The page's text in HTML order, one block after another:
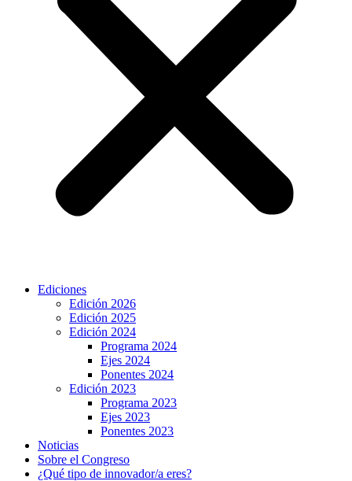
Ediciones
Edición 2026
Edición 2025
Edición 2024
Programa 2024
Ejes 2024
Ponentes 2024
Edición 2023
Programa 2023
Ejes 2023
Ponentes 2023
Noticias
Sobre el Congreso
¿Qué tipo de innovador/a eres?